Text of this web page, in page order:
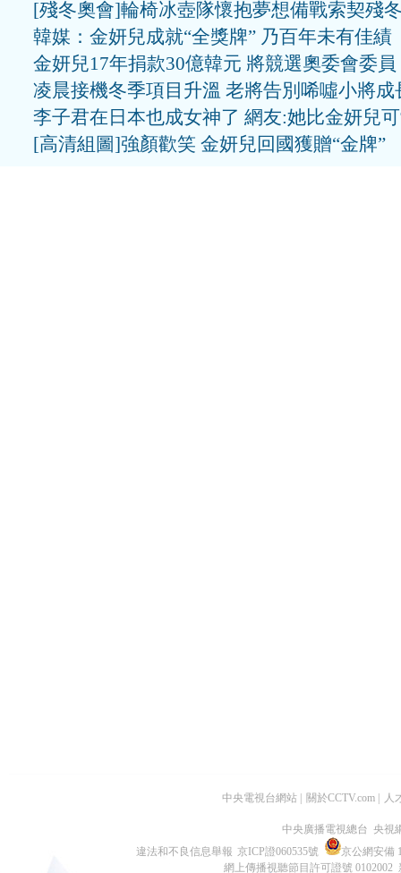
[殘冬奧會]輪椅冰壺隊懷抱夢想備戰索契殘
韓媒：金妍兒成就“全獎牌” 乃百年未有佳績
金妍兒17年捐款30億韓元 將競選奧委會委員
凌晨接機冬季項目升溫 老將告別唏噓小將成
李子君在日本也成女神了 網友:她比金妍兒
[高清組圖]強顏歡笑 金妍兒回國獲贈“金牌”
中央電視台網站 關於CCTV.com 人
中央廣播電視總台 央視
違法和不良信息舉報 京ICP證060535號
京公網安備
網上傳播視聽節目許可證號 0102002